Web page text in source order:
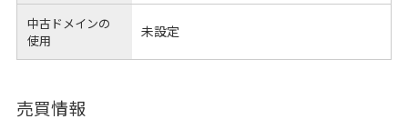
中古ドメインの
使用
未設定
売買情報